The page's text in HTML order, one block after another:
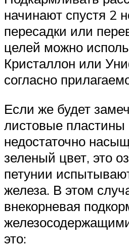
начинают спустя 2
пересадки или
целей можно
Кристаллон или
согласно
Если же будет
листовые
недостаточно
зеленый цвет, это
петунии
железа. В этом
внекорневая
это: